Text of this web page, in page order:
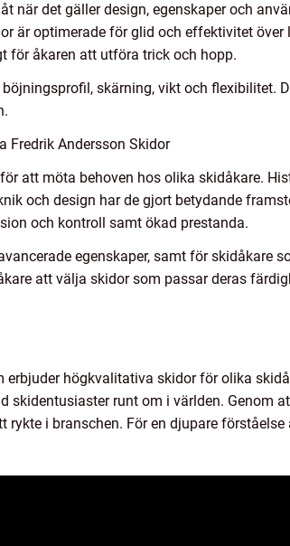
när det gäller design, egenskaper och
är optimerade för glid och effektivitet över
för åkaren att utföra trick och hopp.
skärning, vikt och flexibilitet.
Fredrik Andersson Skidor
att möta behoven hos olika skidåkare.
och design har de gjort betydande
och kontroll samt ökad prestanda.
egenskaper, samt för skidåkare
att välja skidor som passar deras
erbjuder högkvalitativa skidor för olika
runt om i världen. Genom
i branschen. För en djupare förståelse